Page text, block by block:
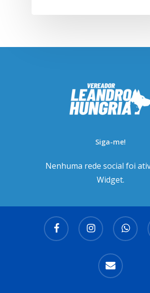
Siga-me!
Nenhuma rede social foi
Widget.
facebook instagram whatsapp
email